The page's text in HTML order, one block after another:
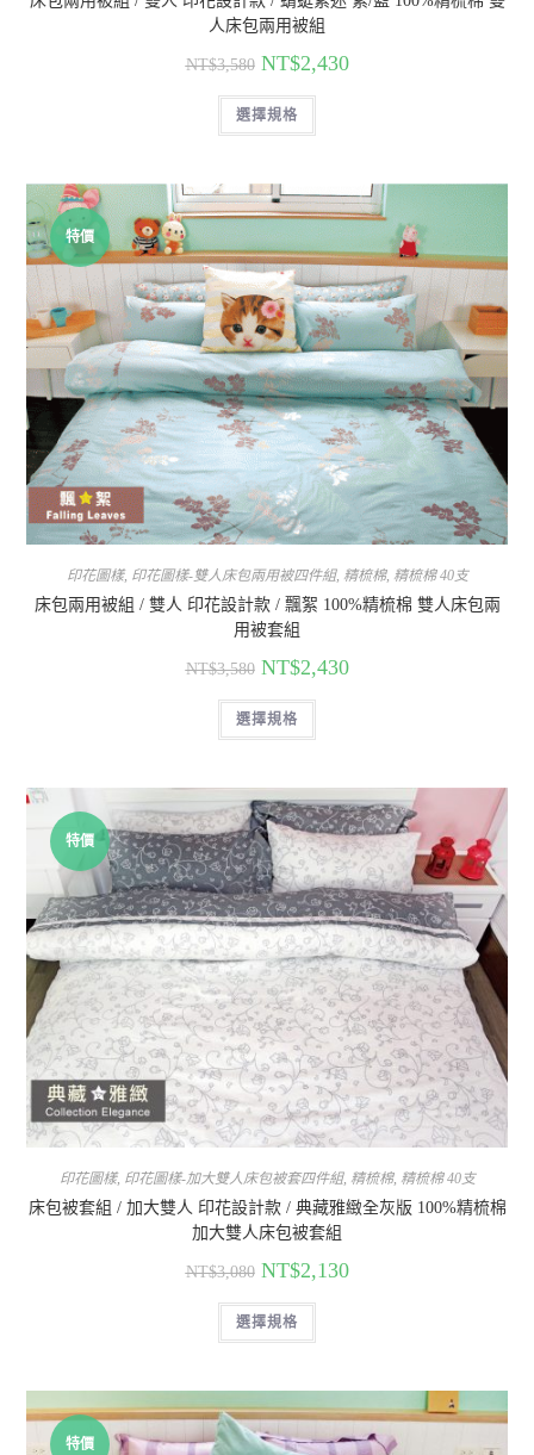
人床包兩用被組
NT$3,580 NT$2,430
選擇規格
特價
印花圖樣, 印花圖樣-雙人床包兩用被四件組, 精梳棉, 精梳棉 40支
床包兩用被組 / 雙人 印花設計款 / 飄絮 100%精梳棉 雙人床包兩
用被套組
NT$3,580 NT$2,430
選擇規格
特價
印花圖樣, 印花圖樣-加大雙人床包被套四件組, 精梳棉, 精梳棉 40支
床包被套組 / 加大雙人 印花設計款 / 典藏雅緻全灰版 100%精梳棉
加大雙人床包被套組
NT$3,080 NT$2,130
選擇規格
特價